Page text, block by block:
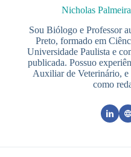
Nicholas
Sou Biólogo e Professor
Preto, formado em
Universidade Paulista e
publicada. Possuo
Auxiliar de Veterinário, e
como